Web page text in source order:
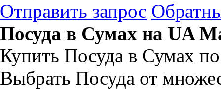
Отправить запрос
Посуда в Сумах на UA
Купить Посуда в Сумах
Выбрать Посуда от